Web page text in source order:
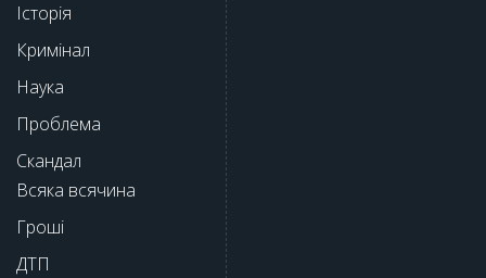
Історія
Кримінал
Наука
Проблема
Скандал
Всяка всячина
Гроші
ДТП